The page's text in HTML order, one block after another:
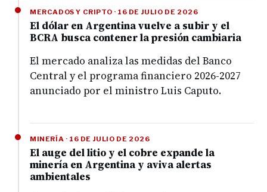
MERCADOS Y CRIPTO · 16 DE JULIO DE 2026
El dólar en Argentina vuelve a subir y el
BCRA busca contener la presión cambiaria
El mercado analiza las medidas del Banco
Central y el programa financiero 2026-2027
anunciado por el ministro Luis Caputo.
MINERÍA · 16 DE JULIO DE 2026
El auge del litio y el cobre expande la
minería en Argentina y aviva alertas
ambientales